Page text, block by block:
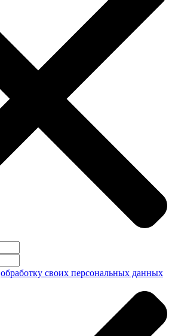
обработку своих персональных данных